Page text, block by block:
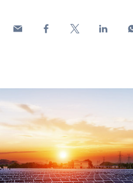
¿Qué es el consumo
Estafas telefónicas